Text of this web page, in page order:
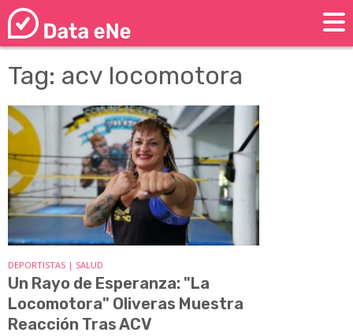
Tag: acv locomotora
DEPORTISTAS | SALUD
Un Rayo de Esperanza: "La
Locomotora" Oliveras Muestra
Reacción Tras ACV